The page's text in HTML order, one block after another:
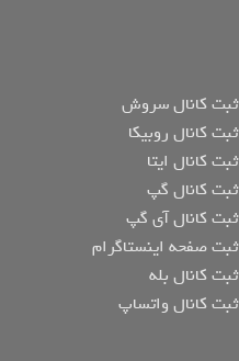
ثبت کانال سروش
ثبت کانال روبیکا
ثبت کانال ایتا
ثبت کانال گپ
ثبت کانال آی گپ
ثبت صفحه اینستاگرام
ثبت کانال بله
ثبت کانال واتساپ